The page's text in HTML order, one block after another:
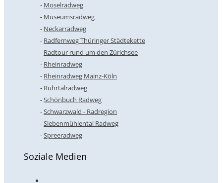
Moselradweg
Museumsradweg
Neckarradweg
Radfernweg Thüringer Städtekette
Radtour rund um den Zürichsee
Rheinradweg
Rheinradweg Mainz-Köln
Ruhrtalradweg
Schönbuch Radweg
Schwarzwald - Radregion
Siebenmühlental Radweg
Spreeradweg
Soziale Medien